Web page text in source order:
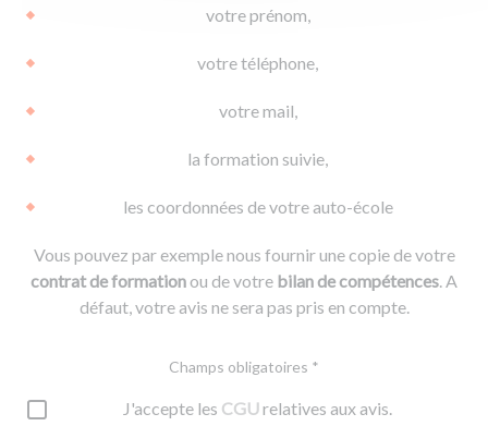
votre prénom,
votre téléphone,
votre mail,
la formation suivie,
les coordonnées de votre auto-école
Vous pouvez par exemple nous fournir une copie de votre
contrat de formationou de votre bilan de compétences. A
défaut, votre avis ne sera pas pris en compte.
Champs obligatoires *
J'accepte les CGUrelatives aux avis.